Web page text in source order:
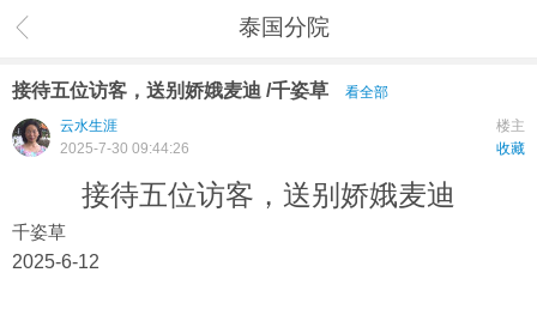
泰国分院
接待五位访客，送别娇娥麦迪 /千姿草
看全部
楼主
云水生涯
收藏
2025-7-30 09:44:26
接待五位访客，送别娇娥麦迪
千姿草
2025-6-12